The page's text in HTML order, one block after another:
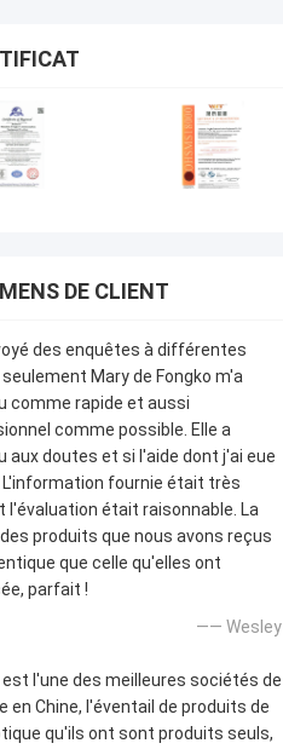
DE CLIENT
des enquêtes à différentes
Mary de Fongko m'a
comme rapide et aussi
comme possible. Elle a
aux doutes et si l'aide dont j'ai eue
L'information fournie était très
l'évaluation était raisonnable. La
produits que nous avons reçus
que celle qu'elles ont
parfait !
—— Wesley
est l'une des meilleures sociétés de
en Chine, l'éventail de produits de
qu'ils ont sont produits seuls,